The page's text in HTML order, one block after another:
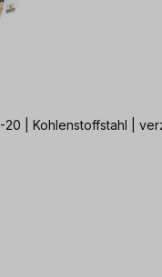
| Senkkopf mit Frästaschen | HD-20 |